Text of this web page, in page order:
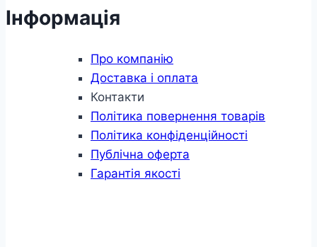
Інформація
Про компанію
Доставка і оплата
Контакти
Політика повернення товарів
Політика конфіденційності
Публічна оферта
Гарантія якості